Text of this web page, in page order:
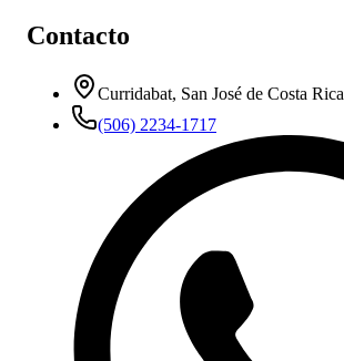
Contacto
Curridabat, San José de Costa Rica
(506) 2234-1717